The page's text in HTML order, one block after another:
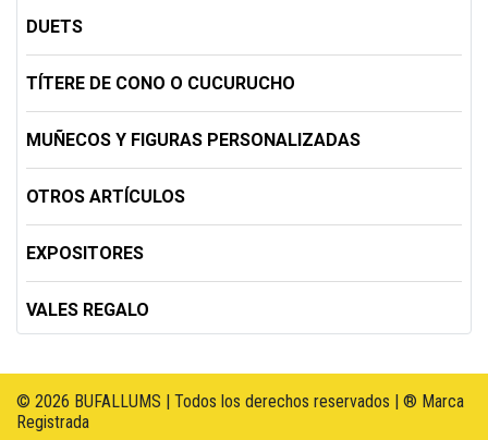
DUETS
TÍTERE DE CONO O CUCURUCHO
MUÑECOS Y FIGURAS PERSONALIZADAS
OTROS ARTÍCULOS
EXPOSITORES
VALES REGALO
© 2026 BUFALLUMS | Todos los derechos reservados | ® Marca
Registrada